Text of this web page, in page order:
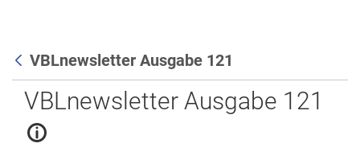
Zurück
VBLnewsletter Ausgabe 121
VBLnewsletter Ausgabe 121